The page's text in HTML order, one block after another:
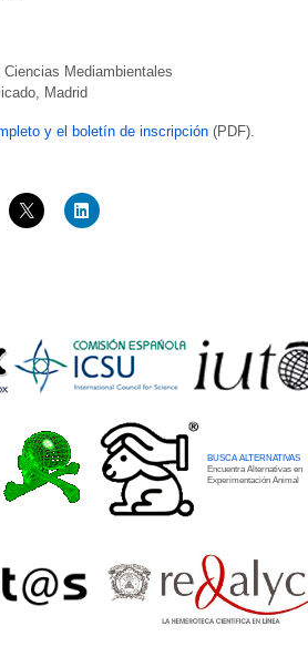
Mediambientales
Madrid
y el boletín de inscripción (PDF).
BUSCA ALTERNATIVAS
Encuentra Alternativas en
Experimentación Animal